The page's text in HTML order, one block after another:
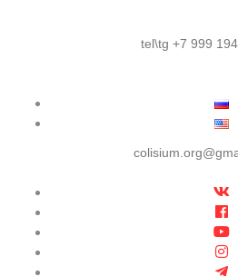
tel\tg +7 999